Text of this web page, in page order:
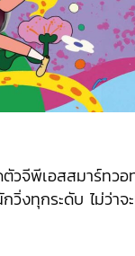
จีพีเอสสมาร์ทวอ
วิ่งทุกระดับ ไม่ว่าจ